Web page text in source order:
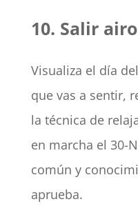
10. Salir
Visualiza el día
que vas a sentir,
la técnica de
en marcha el 30-
común y
aprueba.